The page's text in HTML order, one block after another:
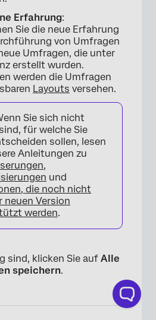
×
×
Erfahrung:
Sie die neue Erfahrung
von Umfragen
Umfragen, die unter
erstellt wurden.
werden die Umfragen
Layouts versehen.
Sie sich nicht
für welche Sie
sollen, lesen
Anleitungen zu
,
und
die noch nicht
neuen Version
werden.
sind, klicken Sie auf Alle
speichern.